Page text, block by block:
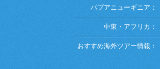
パプアニューギニア：
中東・アフリカ：
おすすめ海外ツアー情報：